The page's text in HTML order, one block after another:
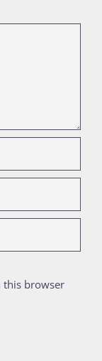
this browser